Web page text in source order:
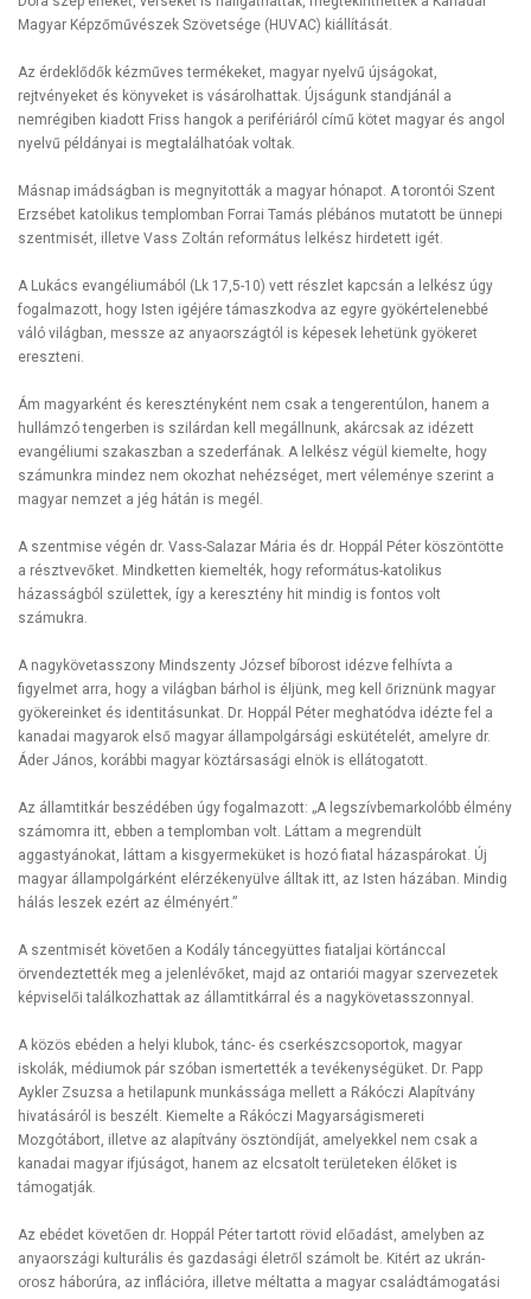
Magyar Képzőművészek Szövetsége (HUVAC) kiállítását.
Az érdeklődők kézműves termékeket, magyar nyelvű újságokat,
rejtvényeket és könyveket is vásárolhattak. Újságunk standjánál a
nemrégiben kiadott Friss hangok a perifériáról című kötet magyar és angol
nyelvű példányai is megtalálhatóak voltak.
Másnap imádságban is megnyitották a magyar hónapot. A torontói Szent
Erzsébet katolikus templomban Forrai Tamás plébános mutatott be ünnepi
szentmisét, illetve Vass Zoltán református lelkész hirdetett igét.
A Lukács evangéliumából (Lk 17,5-10) vett részlet kapcsán a lelkész úgy
fogalmazott, hogy Isten igéjére támaszkodva az egyre gyökértelenebbé
váló világban, messze az anyaországtól is képesek lehetünk gyökeret
ereszteni.
Ám magyarként és keresztényként nem csak a tengerentúlon, hanem a
hullámzó tengerben is szilárdan kell megállnunk, akárcsak az idézett
evangéliumi szakaszban a szederfának. A lelkész végül kiemelte, hogy
számunkra mindez nem okozhat nehézséget, mert véleménye szerint a
magyar nemzet a jég hátán is megél.
A szentmise végén dr. Vass-Salazar Mária és dr. Hoppál Péter köszöntötte
a résztvevőket. Mindketten kiemelték, hogy református-katolikus
házasságból születtek, így a keresztény hit mindig is fontos volt
számukra.
A nagykövetasszony Mindszenty József bíborost idézve felhívta a
figyelmet arra, hogy a világban bárhol is éljünk, meg kell őriznünk magyar
gyökereinket és identitásunkat. Dr. Hoppál Péter meghatódva idézte fel a
kanadai magyarok első magyar állampolgársági eskütételét, amelyre dr.
Áder János, korábbi magyar köztársasági elnök is ellátogatott.
Az államtitkár beszédében úgy fogalmazott: „A legszívbemarkolóbb élmény
számomra itt, ebben a templomban volt. Láttam a megrendült
aggastyánokat, láttam a kisgyermeküket is hozó fiatal házaspárokat. Új
magyar állampolgárként elérzékenyülve álltak itt, az Isten házában. Mindig
hálás leszek ezért az élményért.”
A szentmisét követően a Kodály táncegyüttes fiataljai körtánccal
örvendeztették meg a jelenlévőket, majd az ontariói magyar szervezetek
képviselői találkozhattak az államtitkárral és a nagykövetasszonnyal.
A közös ebéden a helyi klubok, tánc- és cserkészcsoportok, magyar
iskolák, médiumok pár szóban ismertették a tevékenységüket. Dr. Papp
Aykler Zsuzsa a hetilapunk munkássága mellett a Rákóczi Alapítvány
hivatásáról is beszélt. Kiemelte a Rákóczi Magyarságismereti
Mozgótábort, illetve az alapítvány ösztöndíját, amelyekkel nem csak a
kanadai magyar ifjúságot, hanem az elcsatolt területeken élőket is
támogatják.
Az ebédet követően dr. Hoppál Péter tartott rövid előadást, amelyben az
anyaországi kulturális és gazdasági életről számolt be. Kitért az ukrán-
orosz háborúra, az inflációra, illetve méltatta a magyar családtámogatási